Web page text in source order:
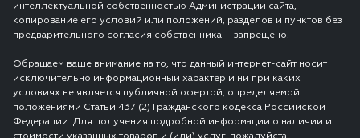
интеллектуальной собственностью Администрации сайта,
копирование его условий или положений, разделов и пунктов без
предварительного согласия собственника – запрещено.
Обращаем ваше внимание на то, что данный интернет-сайт носит
исключительно информационный характер и ни при каких
условиях не является публичной офертой, определяемой
положениями Статьи 437 (2) Гражданского кодекса Российской
Федерации. Для получения подробной информации о наличии и